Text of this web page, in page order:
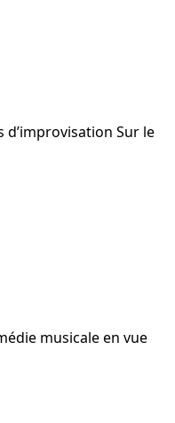
d’improvisation Sur le
musicale en vue